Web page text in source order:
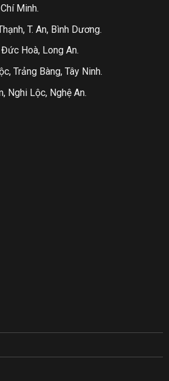
Minh.
T. An, Bình Dương.
Hoà, Long An.
Trảng Bàng, Tây Ninh.
Nghi Lộc, Nghệ An.